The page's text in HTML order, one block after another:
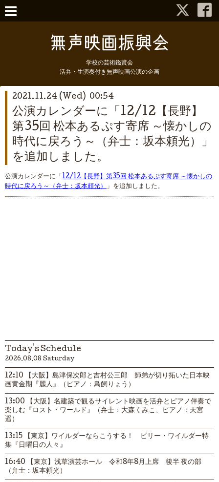
学校の芸術鑑賞会
活弁・生演奏付き無声映画公演の企画
2021.11.24 (Wed) 00:54
公演カレンダーに「12/12【長野】
第35回 松本あるぷす寄席 ～懐かしの
時代に戻ろう～（弁士：坂本頼光）」
を追加しました。
公演カレンダーに「 12/12【長野】第35回 松本あるぷす寄席 ～懐かしの
時代に戻ろう～（弁士：坂本頼光） 」を追加しました。
Today's Schedule
2026.08.08 Saturday
12:10 【大阪】島津保次郎と吉村公三郎 師弟が切り拓いた日本映
画黄金期『麗人』（ピアノ：鳥飼りょう）
13:00 【大阪】名建築で観るサイレント映画を活弁とピアノ伴奏で
楽しむ『ロスト・ワールド』（弁士：大森くみこ、ピアノ：天宮
遥）
13:15 【東京】ワイルダーならこうする！ ビリー・ワイルダー特
集『日曜日の人々』
16:40 【東京】浅草演芸ホール 令和8年8月上席 後半 夜の部
（弁士：坂本頼光）